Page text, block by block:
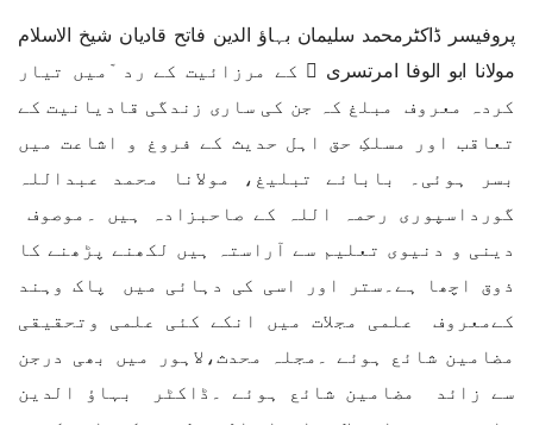
پروفیسر ڈاکٹرمحمد سلیمان بہاؤ الدین فاتح قادیان شیخ الاسلام
مولانا ابو الوفا امرتسری ﷫ کے مرزائیت کے رد ّمیں تیار
کردہ معروف مبلغ کہ جن کی ساری زندگی قادیانیت کے
تعاقب اور مسلکِ حق اہل حدیث کے فروغ و اشاعت میں
بسر ہوئی۔ بابائے تبلیغ، مولانا محمد عبداللہ
گورداسپوری رحمہ اللہ کے صاحبزادہ ہیں ۔موصوف
دینی و دنیوی تعلیم سے آراستہ ہیں لکھنے پڑھنے کا
ذوق اچھا ہے۔ستر اور اسی کی دہائی میں پاک وہند
کےمعروف علمی مجلات میں انکے کئی علمی وتحقیقی
مضامین شائع ہوئے ۔مجلہ محدث،لاہور میں بھی درجن
سے زائد مضامین شائع ہوئے ۔ڈاکٹر بہاؤ الدین